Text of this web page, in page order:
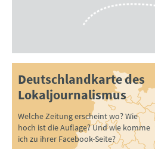
Deutschlandkarte des
Lokaljournalismus
Welche Zeitung erscheint wo? Wie
hoch ist die Auflage? Und wie komme
ich zu ihrer Facebook-Seite?